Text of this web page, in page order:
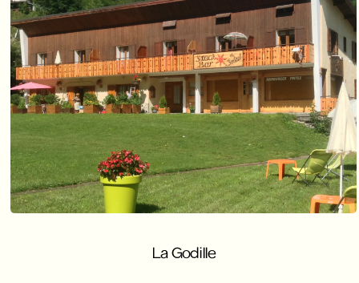
La Godille